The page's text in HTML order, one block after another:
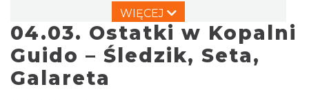
WIĘCEJ
04.03. Ostatki w Kopalni
Guido – Śledzik, Seta,
Galareta